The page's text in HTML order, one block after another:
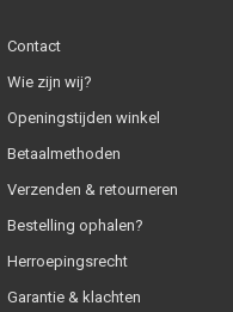
Contact
Wie zijn wij?
Openingstijden winkel
Betaalmethoden
Verzenden & retourneren
Bestelling ophalen?
Herroepingsrecht
Garantie & klachten